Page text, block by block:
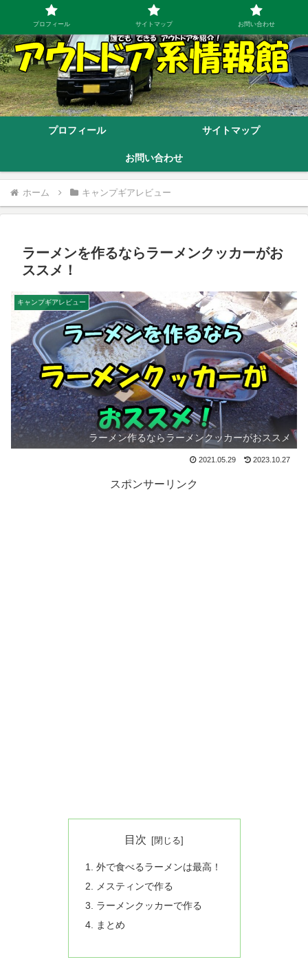
プロフィール サイトマップ
お問い合わせ
ホーム キャンプギアレビュー
ラーメンを作るならラーメンクッカーがお
ススメ！
キャンプギアレビュー
ラーメン作るならラーメンクッカーがおススメ
2021.05.29 2023.10.27
スポンサーリンク
目次
外で食べるラーメンは最高！
メスティンで作る
ラーメンクッカーで作る
まとめ
プロフィール サイトマップ お問い合わせ